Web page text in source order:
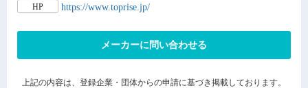
HP https://www.toprise.jp/
メーカーに問い合わせる
上記の内容は、登録企業・団体からの申請に基づき掲載しております。